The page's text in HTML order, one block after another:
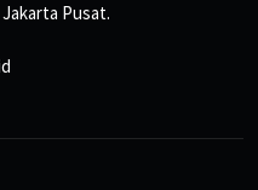
Pusat.